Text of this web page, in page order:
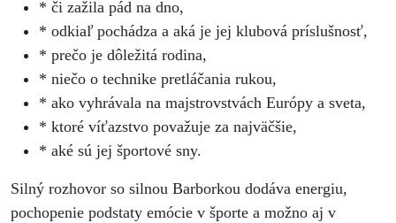
* či zažila pád na dno,
* odkiaľ pochádza a aká je jej klubová príslušnosť,
* prečo je dôležitá rodina,
* niečo o technike pretláčania rukou,
* ako vyhrávala na majstrovstvách Európy a sveta,
* ktoré víťazstvo považuje za najväčšie,
* aké sú jej športové sny.
Silný rozhovor so silnou Barborkou dodáva energiu,
pochopenie podstaty emócie v športe a možno aj v